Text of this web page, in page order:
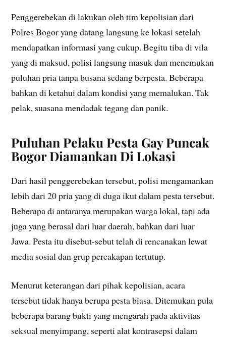
Penggerebekan di lakukan oleh tim kepolisian dari
Polres Bogor yang datang langsung ke lokasi setelah
mendapatkan informasi yang cukup. Begitu tiba di vila
yang di maksud, polisi langsung masuk dan menemukan
puluhan pria tanpa busana sedang berpesta. Beberapa
bahkan di ketahui dalam kondisi yang memalukan. Tak
pelak, suasana mendadak tegang dan panik.
Puluhan Pelaku Pesta Gay Puncak
Bogor Diamankan Di Lokasi
Dari hasil penggerebekan tersebut, polisi mengamankan
lebih dari 20 pria yang di duga ikut dalam pesta tersebut.
Beberapa di antaranya merupakan warga lokal, tapi ada
juga yang berasal dari luar daerah, bahkan dari luar
Jawa. Pesta itu disebut-sebut telah di rencanakan lewat
media sosial dan grup percakapan tertutup.
Menurut keterangan dari pihak kepolisian, acara
tersebut tidak hanya berupa pesta biasa. Ditemukan pula
beberapa barang bukti yang mengarah pada aktivitas
seksual menyimpang, seperti alat kontrasepsi dalam